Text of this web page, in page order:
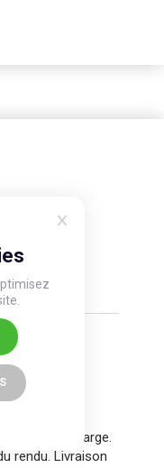
. Le
pris en charge.
rendu. Livraison